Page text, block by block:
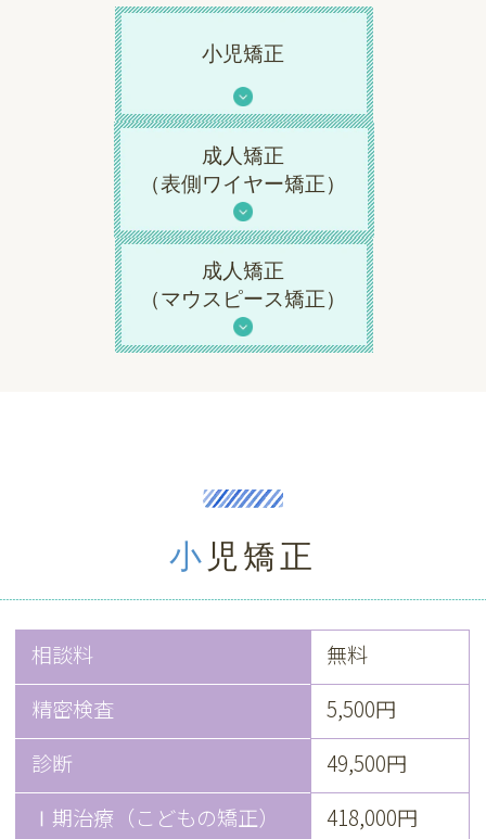
小児矯正
成人矯正
（表側ワイヤー矯正）
成人矯正
（マウスピース矯正）
小児矯正
相談料
無料
精密検査
5,500円
診断
49,500円
Ⅰ期治療（こどもの矯正）
418,000円